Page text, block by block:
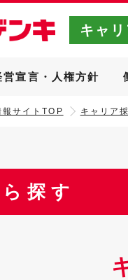
キャ
営宣言・人権方針
サイトTOP キャリア
探す